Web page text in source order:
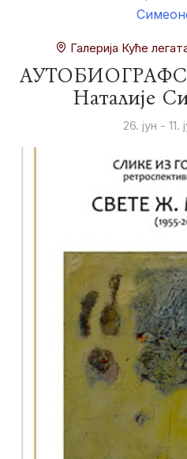
Галерија Куће
Наталије
26. јун - 11.